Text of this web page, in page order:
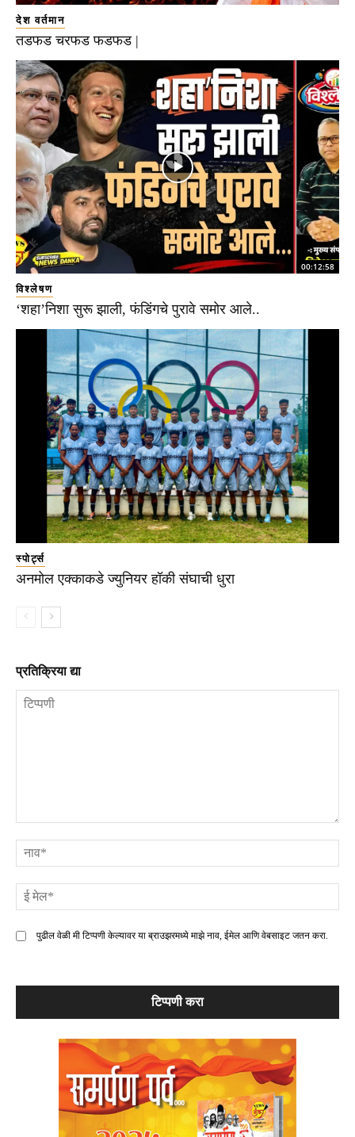
देश वर्तमान
तडफड चरफड फडफड |
00:12:58
विश्लेषण
‘शहा’निशा सुरू झाली, फंडिंगचे पुरावे समोर आले..
स्पोर्ट्स
अनमोल एक्काकडे ज्युनियर हॉकी संघाची धुरा
प्रतिक्रिया द्या
पुढील वेळी मी टिप्पणी केल्यावर या ब्राउझरमध्ये माझे नाव, ईमेल आणि वेबसाइट जतन करा.